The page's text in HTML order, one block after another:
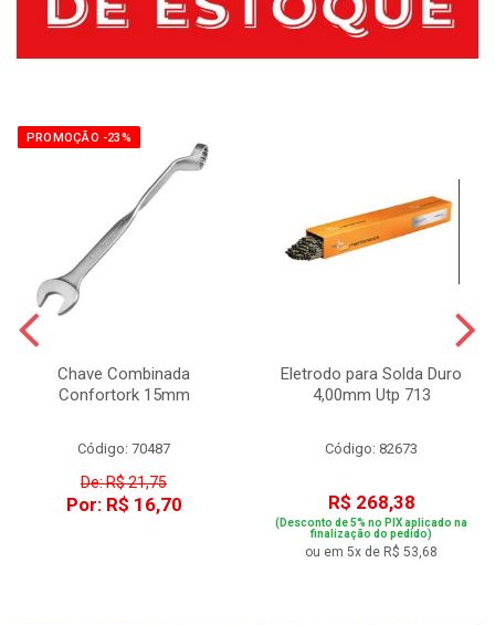
PROMOÇÃO -23%
Chave Combinada
Confortork 15mm
Código: 70487
De: R$ 21,75
Por: R$ 16,70
Eletrodo para Solda Duro
4,00mm Utp 713
Código: 82673
R$ 268,38
(Desconto de 5% no PIX aplicado na
finalização do pedido)
ou em 5x de R$ 53,68